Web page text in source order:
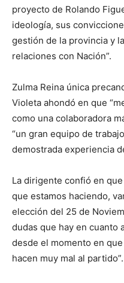
proyecto de Rolando
ideología, sus
gestión de la provincia y
relaciones con Nación”.
Zulma Reina única
Violeta ahondó en que
como una colaboradora
“un gran equipo de
demostrada experiencia
La dirigente confió en
que estamos haciendo,
elección del 25 de
dudas que hay en cuanto
desde el momento en
hacen muy mal al partido”.